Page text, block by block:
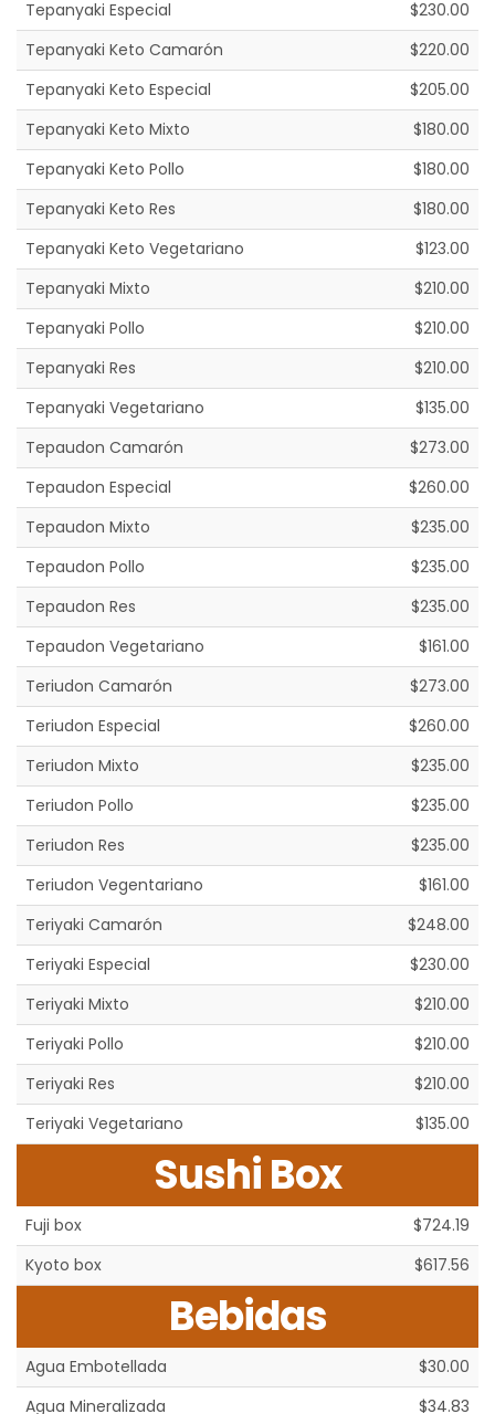
Tepanyaki Especial
$230.00
Tepanyaki Keto Camarón
$220.00
Tepanyaki Keto Especial
$205.00
Tepanyaki Keto Mixto
$180.00
Tepanyaki Keto Pollo
$180.00
Tepanyaki Keto Res
$180.00
Tepanyaki Keto Vegetariano
$123.00
Tepanyaki Mixto
$210.00
Tepanyaki Pollo
$210.00
Tepanyaki Res
$210.00
Tepanyaki Vegetariano
$135.00
Tepaudon Camarón
$273.00
Tepaudon Especial
$260.00
Tepaudon Mixto
$235.00
Tepaudon Pollo
$235.00
Tepaudon Res
$235.00
Tepaudon Vegetariano
$161.00
Teriudon Camarón
$273.00
Teriudon Especial
$260.00
Teriudon Mixto
$235.00
Teriudon Pollo
$235.00
Teriudon Res
$235.00
Teriudon Vegentariano
$161.00
Teriyaki Camarón
$248.00
Teriyaki Especial
$230.00
Teriyaki Mixto
$210.00
Teriyaki Pollo
$210.00
Teriyaki Res
$210.00
Teriyaki Vegetariano
$135.00
Sushi Box
Fuji box
$724.19
Kyoto box
$617.56
Bebidas
Agua Embotellada
$30.00
Agua Mineralizada
$34.83